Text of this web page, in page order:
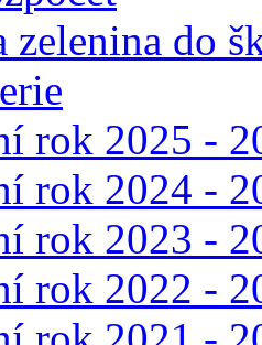
zelenina do
rok 2025 -
rok 2024 -
rok 2023 -
rok 2022 -